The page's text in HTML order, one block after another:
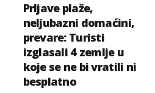
Prljave plaže,
neljubazni domaćini,
prevare: Turisti
izglasali 4 zemlje u
koje se ne bi vratili ni
besplatno